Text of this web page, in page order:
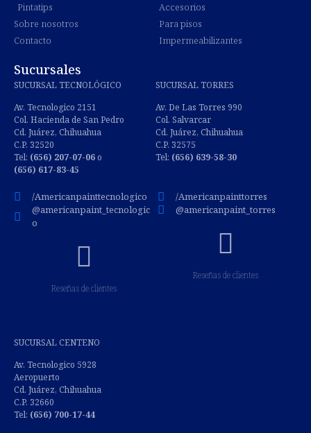
Pintatips
Sobre nosotros
Contacto
Accesorios
Para pisos
Impermeabilizantes
Sucursales
SUCURSAL TECNOLÓGICO
Av. Tecnologico 2151
Col. Hacienda de San Pedro
Cd. Juárez, Chihuahua
C.P. 32520
Tel: (656) 207-07-06o
(656) 617-83-45
/Americanpainttecnologico
@americanpaint_tecnologic
o
Reseñas de clientes
SUCURSAL TORRES
Av. De Las Torres 990
Col. Salvarcar
Cd. Juárez, Chihuahua
C.P. 32575
Tel: (656) 639-58-30
/Americanpainttorres
@americanpaint_torres
Reseñas de clientes
SUCURSAL CENTENO
Av. Tecnologico 5928
Aeropuerto
Cd. Juárez, Chihuahua
C.P. 32660
Tel: (656) 700-17-44